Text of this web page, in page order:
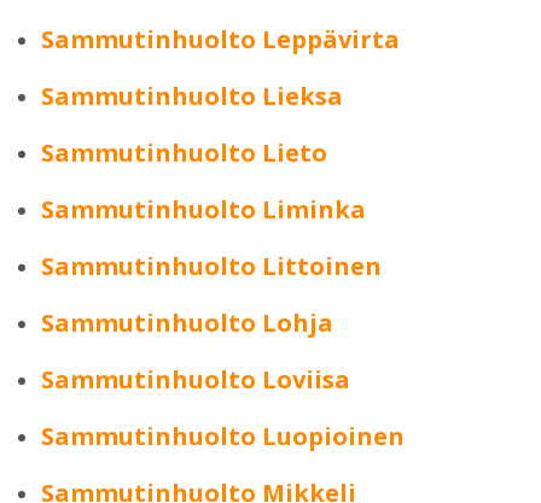
Sammutinhuolto Leppävirta
Sammutinhuolto Lieksa
Sammutinhuolto Lieto
Sammutinhuolto Liminka
Sammutinhuolto Littoinen
Sammutinhuolto Lohja
Sammutinhuolto Loviisa
Sammutinhuolto Luopioinen
Sammutinhuolto Mikkeli